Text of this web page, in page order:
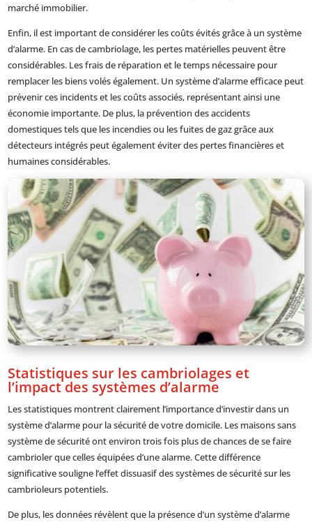
marché immobilier.
Enfin, il est important de considérer les coûts évités grâce à un système
d’alarme. En cas de cambriolage, les pertes matérielles peuvent être
considérables. Les frais de réparation et le temps nécessaire pour
remplacer les biens volés également. Un système d’alarme efficace peut
prévenir ces incidents et les coûts associés, représentant ainsi une
économie importante. De plus, la prévention des accidents
domestiques tels que les incendies ou les fuites de gaz grâce aux
détecteurs intégrés peut également éviter des pertes financières et
humaines considérables.
Statistiques sur les cambriolages et
l’impact des systèmes d’alarme
Les statistiques montrent clairement l’importance d’investir dans un
système d’alarme pour la sécurité de votre domicile. Les maisons sans
système de sécurité ont environ trois fois plus de chances de se faire
cambrioler que celles équipées d’une alarme. Cette différence
significative souligne l’effet dissuasif des systèmes de sécurité sur les
cambrioleurs potentiels.
De plus, les données révèlent que la présence d’un système d’alarme